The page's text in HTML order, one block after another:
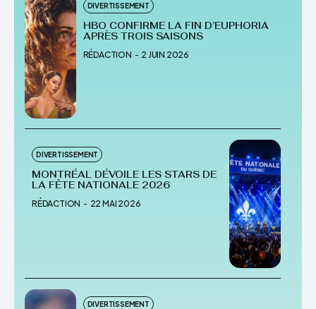
DIVERTISSEMENT
HBO CONFIRME LA FIN D’EUPHORIA
APRÈS TROIS SAISONS
RÉDACTION - 2 JUIN 2026
DIVERTISSEMENT
MONTRÉAL DÉVOILE LES STARS DE
LA FÊTE NATIONALE 2026
RÉDACTION - 22 MAI 2026
DIVERTISSEMENT